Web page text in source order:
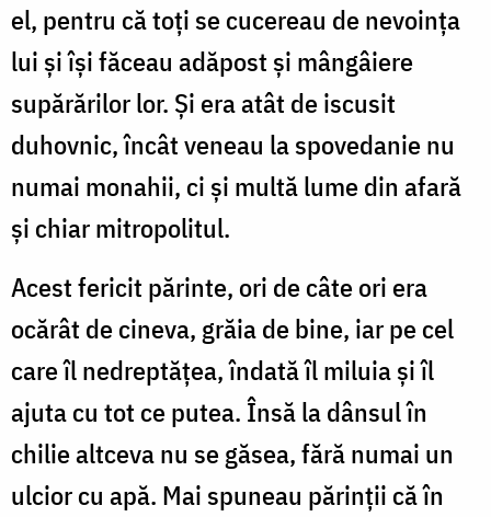
el, pentru că toți se cucereau de nevoința
lui și își făceau adăpost și mângâiere
supărărilor lor. Și era atât de iscusit
duhovnic, încât veneau la spovedanie nu
numai monahii, ci și multă lume din afară
și chiar mitropolitul.
Acest fericit părinte, ori de câte ori era
ocărât de cineva, grăia de bine, iar pe cel
care îl nedreptățea, îndată îl miluia și îl
ajuta cu tot ce putea. Însă la dânsul în
chilie altceva nu se găsea, fără numai un
ulcior cu apă. Mai spuneau părinții că în